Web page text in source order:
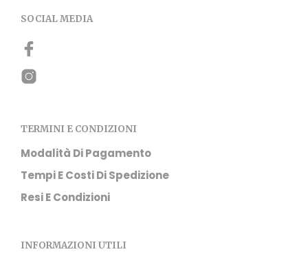
SOCIAL MEDIA
TERMINI E CONDIZIONI
Modalità Di Pagamento
Tempi E Costi Di Spedizione
Resi E Condizioni
INFORMAZIONI UTILI